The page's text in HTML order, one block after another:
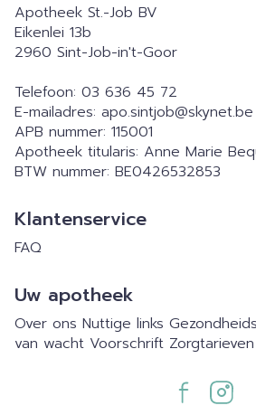
Apotheek St.-Job BV
Eikenlei 13b
2960 Sint-Job-in't-Goor
Telefoon: 03 636 45 72
E-mailadres: apo.sintjob@skynet.be
APB nummer: 115001
Apotheek titularis: Anne Marie
BTW nummer: BE0426532853
Klantenservice
FAQ
Uw apotheek
Over ons Nuttige links
van wacht Voorschrift Zorgtarieven